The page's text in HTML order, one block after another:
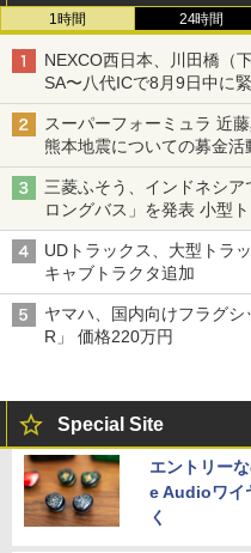
1時間 24時間
NEXCO西日本、川田橋（
SA〜八代ICで8月9日中に
スーパーフォーミュラ 近
熊本地震についての募金活
三菱ふそう、インドネシ
ロングバス」を発表 小型
バス
UDトラックス、大型トラ
キャブトラクタ追加
ヤマハ、国内向けフラグ
R」 価格220万円
Special Site
エントリー
e Audioワイ
く